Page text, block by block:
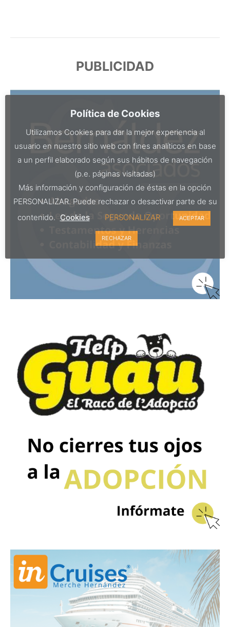
PUBLICIDAD
Política de Cookies
Utilizamos Cookies para dar la mejor experiencia al
usuario en nuestro sitio web con fines analíticos en base
a un perfil elaborado según sus hábitos de navegación
(p.e. páginas visitadas)
Más información y configuración de éstas en la opción
PERSONALIZAR. Puede rechazar o desactivar parte de su
contenido. Cookies PERSONALIZAR ACEPTAR
RECHAZAR